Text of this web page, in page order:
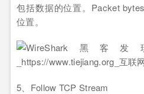
包括数据的位置。Packet
位置。
5、Follow TCP Stream